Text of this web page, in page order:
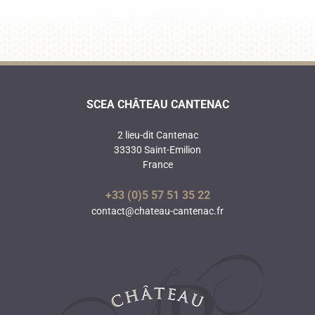
SCEA CHÂTEAU CANTENAC
2 lieu-dit Cantenac
33330 Saint-Emilion
France
+33 (0)5 57 51 35 22
contact@chateau-cantenac.fr